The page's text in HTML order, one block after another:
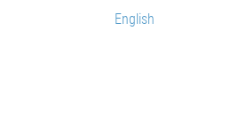
English